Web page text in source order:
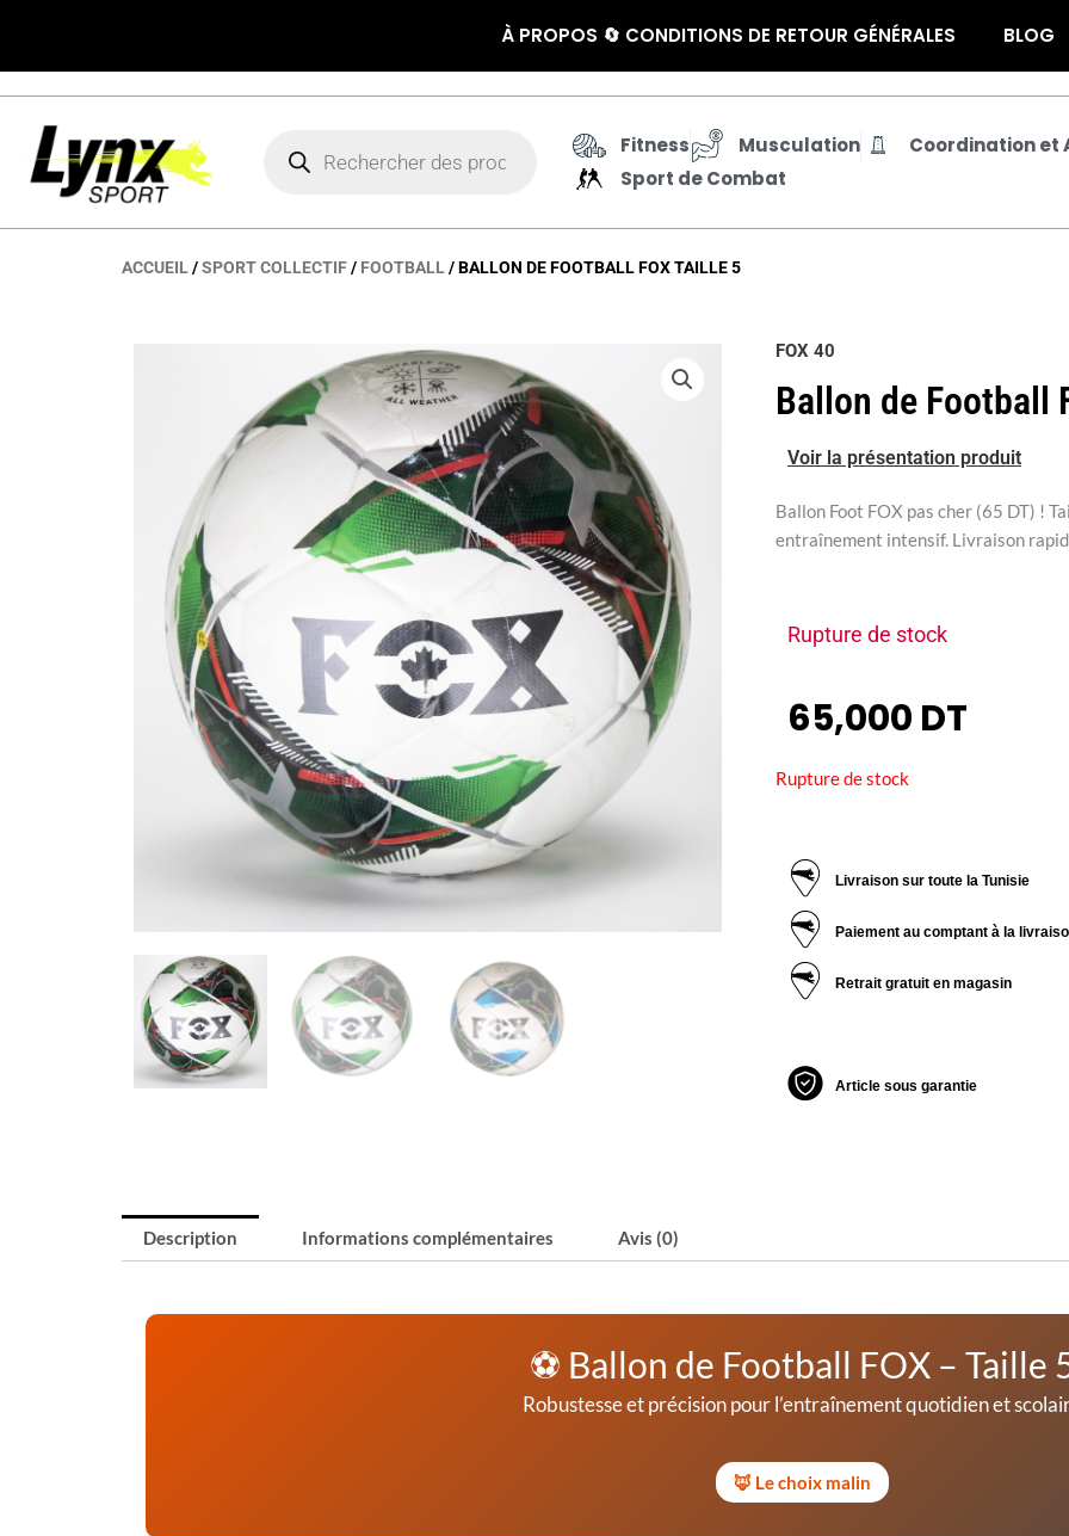
contenu
À PROPOS 🔄 CONDITIONS DE RETOUR GÉNÉRALES BLOG
produits
Fitness Musculation
Coordination et
Sport de Combat
ACCUEIL /SPORT COLLECTIF/ FOOTBALL / BALLON DE FOOTBALL FOX TAILLE 5
FOX 40
Ballon de Football
Voir la présentation produit
Ballon Foot FOX pas cher (65 DT) !
entraînement intensif. Livraison
Rupture de stock
65,000 DT
Rupture de stock
Livraison sur toute la Tunisie
Paiement au comptant à la
Retrait gratuit en magasin
Article sous garantie
Description Informations complémentaires Avis (0)
⚽ Ballon de Football FOX – Taille
Robustesse et précision pour l’entraînement quotidien et
🦊 Le choix malin